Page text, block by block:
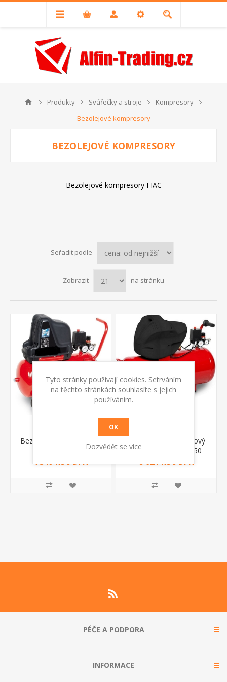
Produkty Svářečky a stroje
Kompresory
Bezolejové kompresory
BEZOLEJOVÉ KOMPRESORY
Bezolejové kompresory FIAC
Seřadit podle
Zobrazit na stránku
Bezolejový kompresor F
4 349 Kč s DPH
Bezolejový dvoupístový
kompresor F 6000/50
8 021 Kč s DPH
PÉČE A PODPORA
INFORMACE
Tyto stránky používají cookies. Setrváním
na těchto stránkách souhlasíte s jejich
používáním.
OK
Dozvědět se více